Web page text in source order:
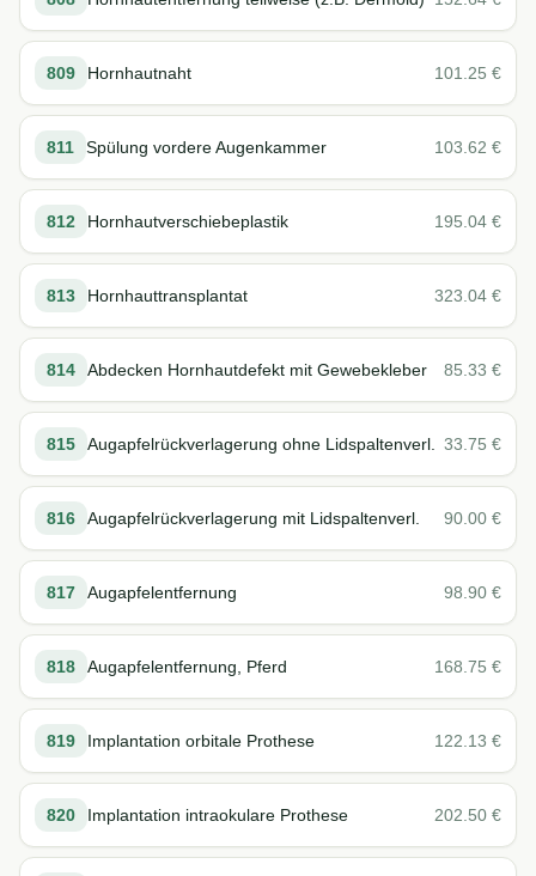
809 Hornhautnaht 101.25 €
811 Spülung vordere Augenkammer 103.62 €
812 Hornhautverschiebeplastik 195.04 €
813 Hornhauttransplantat 323.04 €
814 Abdecken Hornhautdefekt mit Gewebekleber 85.33 €
815 Augapfelrückverlagerung ohne Lidspaltenverl. 33.75 €
816 Augapfelrückverlagerung mit Lidspaltenverl. 90.00 €
817 Augapfelentfernung 98.90 €
818 Augapfelentfernung, Pferd 168.75 €
819 Implantation orbitale Prothese 122.13 €
820 Implantation intraokulare Prothese 202.50 €